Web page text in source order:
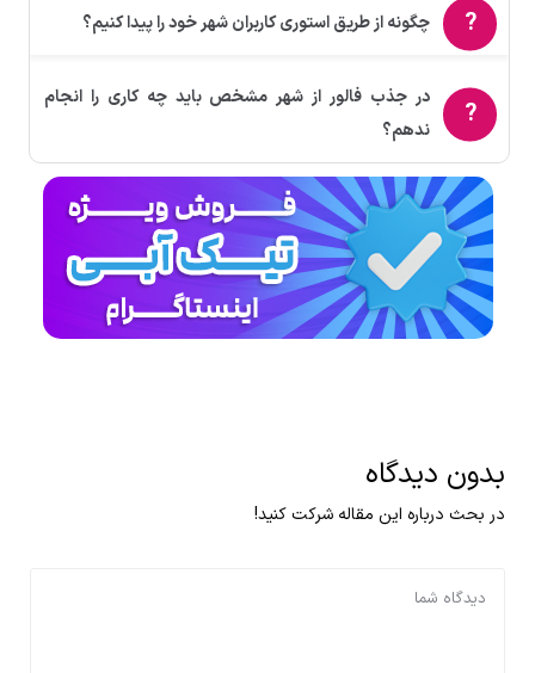
چگونه از طریق استوری کاربران شهر خود را پیدا کنیم؟
در جذب فالور از شهر مشخص باید چه کاری را انجام
ندهم؟
بدون دیدگاه
در بحث درباره این مقاله شرکت کنید!